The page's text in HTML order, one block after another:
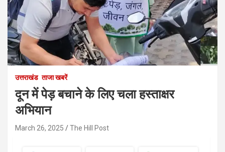
उत्तराखंड ताजा खबरें
दून में पेड़ बचाने के लिए चला हस्ताक्षर
अभियान
March 26, 2025 The Hill Post